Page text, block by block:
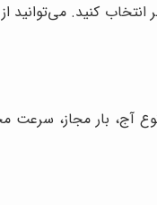
انتخاب کنید.
آج، بار مجاز، سرعت